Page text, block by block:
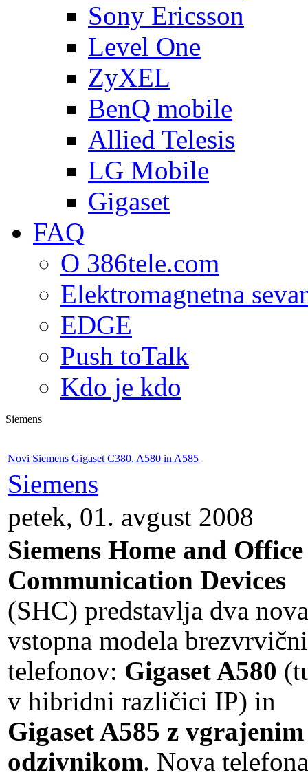
Sony Ericsson
Level One
ZyXEL
BenQ mobile
Allied Telesis
LG Mobile
Gigaset
FAQ
O 386tele.com
Elektromagnetna
EDGE
Push toTalk
Kdo je kdo
Siemens
Novi Siemens Gigaset C380, A580 in A585
Siemens
petek, 01. avgust 2008
Siemens Home and Office
Communication Devices
(SHC) predstavlja dva nova
vstopna modela
telefonov: Gigaset A580
v hibridni različici IP) in
Gigaset A585 z vgrajenim
odzivnikom. Nova telefona